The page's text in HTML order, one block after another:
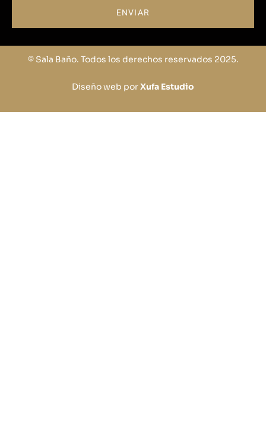
ENVIAR
© Sala Baño. Todos los derechos reservados 2025.
Diseño web porXufa Estudio